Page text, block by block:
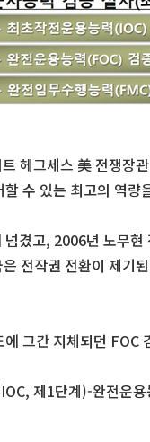
헤그세스 美 전쟁장
수 있는 최고의 역량
겼고, 2006년 노무현
전작권 전환이 제기
그간 지체되던 FOC
제1단계)-완전운